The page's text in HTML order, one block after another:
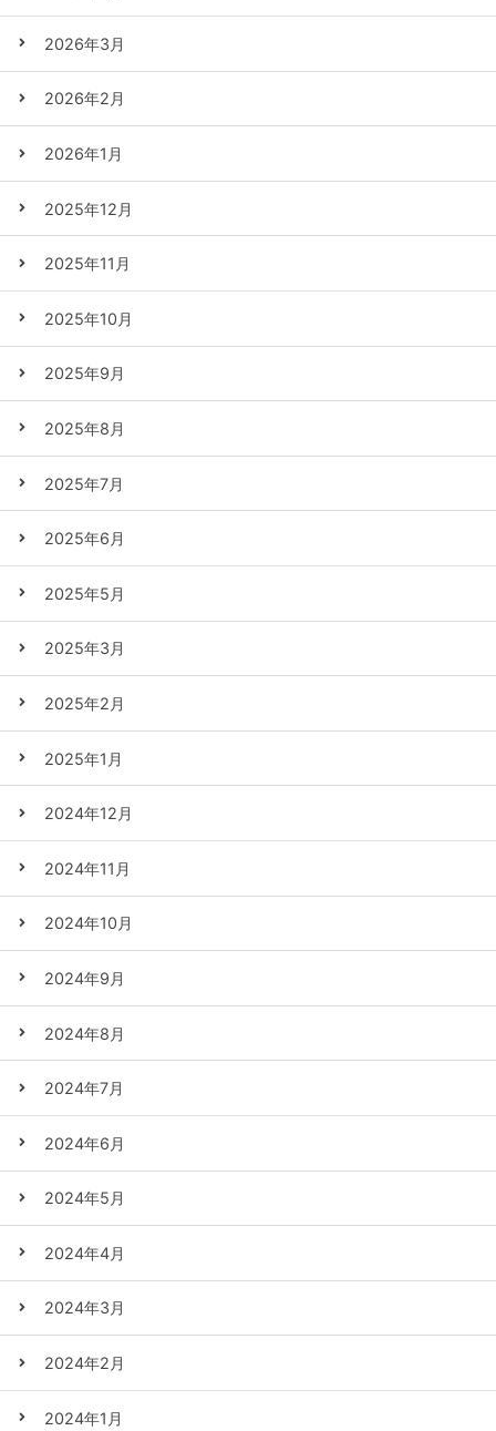
2026年3月
2026年2月
2026年1月
2025年12月
2025年11月
2025年10月
2025年9月
2025年8月
2025年7月
2025年6月
2025年5月
2025年3月
2025年2月
2025年1月
2024年12月
2024年11月
2024年10月
2024年9月
2024年8月
2024年7月
2024年6月
2024年5月
2024年4月
2024年3月
2024年2月
2024年1月